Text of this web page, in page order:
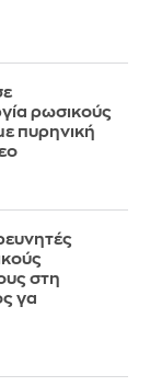
ρωσικούς
πυρηνική
στη
γα